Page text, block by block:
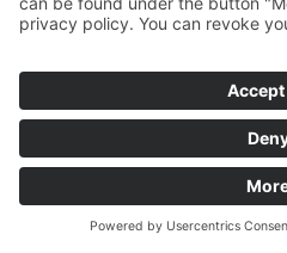
Der Wald zieht mit ein!
15.11.2024
Es kommt vor, dass sich
Baukörpers wie von
ergibt, die seine Lage